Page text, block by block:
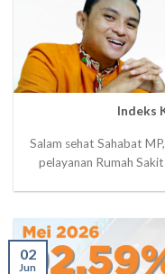
Indeks
Salam sehat Sahabat
pelayanan Rumah
02
Jun